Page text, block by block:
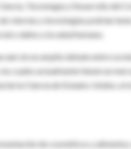
Tecnología y Desarrollo del
ciencias y tecnologías podrían
o daños a la salud humana.
sin un amplio debate entre
cuales actualmente tienen un
la Ciencia de Estados Unidos, el
de cosméticos y alimentos,